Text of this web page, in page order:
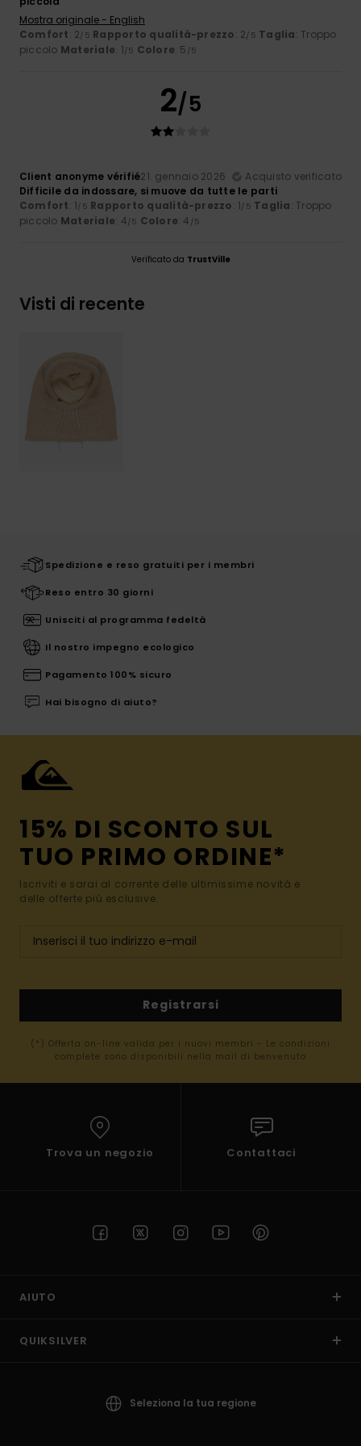
Mostra originale - English
Comfort: 2/5 Rapporto qualità-prezzo: 2/5 Taglia: Troppo
piccolo Materiale: 1/5 Colore: 5 /5
2/5
Client anonyme vérifié21. gennaio 2026
Acquisto verificato
Difficile da indossare, si muove da tutte le parti
Comfort: 1/5 Rapporto qualità-prezzo: 1/5 Taglia: Troppo
piccolo Materiale: 4/5 Colore: 4 /5
Verificato da TrustVille
Visti di recente
Spedizione e reso gratuiti per i membri
Reso entro 30 giorni
Unisciti al programma fedeltà
Il nostro impegno ecologico
Pagamento 100% sicuro
Hai bisogno di aiuto?
15% DI SCONTO SUL
TUO PRIMO ORDINE*
Iscriviti e sarai al corrente delle ultimissime novità e
delle offerte più esclusive.
Registrarsi
(*) Offerta on-line valida per i nuovi membri - Le condizioni
complete sono disponibili nella mail di benvenuto
Trova un negozio Contattaci
AIUTO
QUIKSILVER
Seleziona la tua regione